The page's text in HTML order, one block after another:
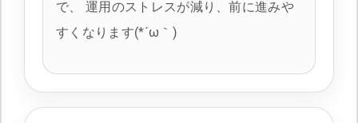
で、 運用のストレスが減り、前に進みや
すくなります(*´ω｀)